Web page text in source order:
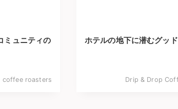
ミュニティの
coffee roasters
ホテルの地下に潜むグッ
Drip & Drop